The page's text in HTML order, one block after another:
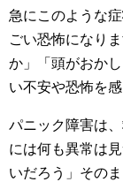
急にこのような
ごい恐怖になり
か」「頭がおか
い不安や恐怖を
パニック障害は
には何も異常は
いだろう」その